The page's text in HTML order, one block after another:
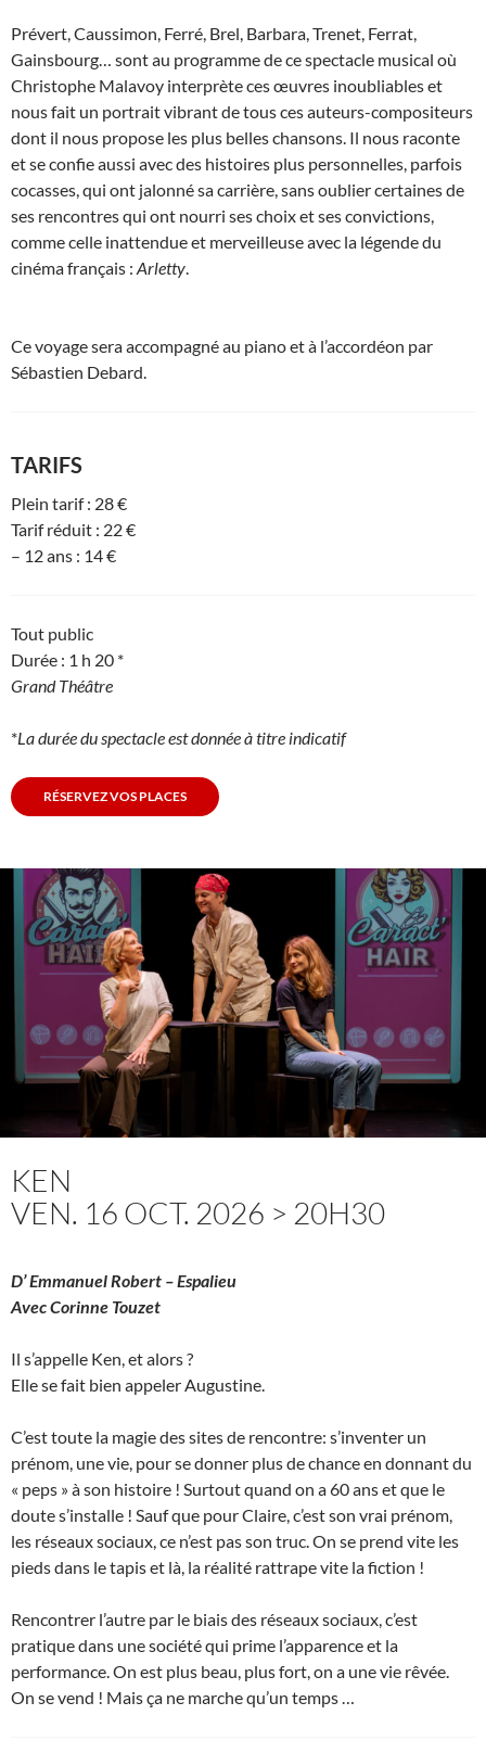
Prévert, Caussimon, Ferré, Brel, Barbara, Trenet, Ferrat,
Gainsbourg… sont au programme de ce spectacle musical où
Christophe Malavoy interprète ces œuvres inoubliables et
nous fait un portrait vibrant de tous ces auteurs-compositeurs
dont il nous propose les plus belles chansons. Il nous raconte
et se confie aussi avec des histoires plus personnelles, parfois
cocasses, qui ont jalonné sa carrière, sans oublier certaines de
ses rencontres qui ont nourri ses choix et ses convictions,
comme celle inattendue et merveilleuse avec la légende du
cinéma français : Arletty.
Ce voyage sera accompagné au piano et à l’accordéon par
Sébastien Debard.
TARIFS
Plein tarif : 28 €
Tarif réduit : 22 €
– 12 ans : 14 €
Tout public
Durée : 1 h 20 *
Grand Théâtre
*La durée du spectacle est donnée à titre indicatif
RÉSERVEZ VOS PLACES
KEN
VEN. 16 OCT. 2026 > 20H30
D’ Emmanuel Robert – Espalieu
Avec Corinne Touzet
Il s’appelle Ken, et alors ?
Elle se fait bien appeler Augustine.
C’est toute la magie des sites de rencontre: s’inventer un
prénom, une vie, pour se donner plus de chance en donnant du
« peps » à son histoire ! Surtout quand on a 60 ans et que le
doute s’installe ! Sauf que pour Claire, c’est son vrai prénom,
les réseaux sociaux, ce n’est pas son truc. On se prend vite les
pieds dans le tapis et là, la réalité rattrape vite la fiction !
Rencontrer l’autre par le biais des réseaux sociaux, c’est
pratique dans une société qui prime l’apparence et la
performance. On est plus beau, plus fort, on a une vie rêvée.
On se vend ! Mais ça ne marche qu’un temps …